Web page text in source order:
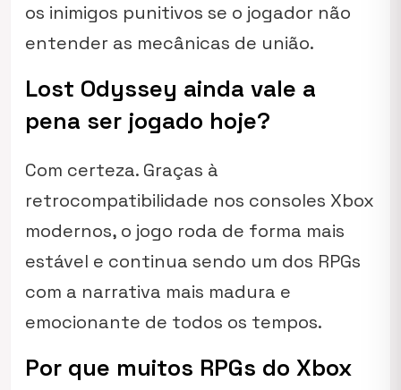
os inimigos punitivos se o jogador não
entender as mecânicas de união.
Lost Odyssey ainda vale a
pena ser jogado hoje?
Com certeza. Graças à
retrocompatibilidade nos consoles Xbox
modernos, o jogo roda de forma mais
estável e continua sendo um dos RPGs
com a narrativa mais madura e
emocionante de todos os tempos.
Por que muitos RPGs do Xbox